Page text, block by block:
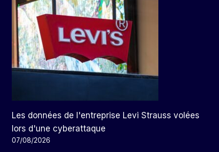
Les données de l'entreprise Levi Strauss volées
lors d'une cyberattaque
07/08/2026